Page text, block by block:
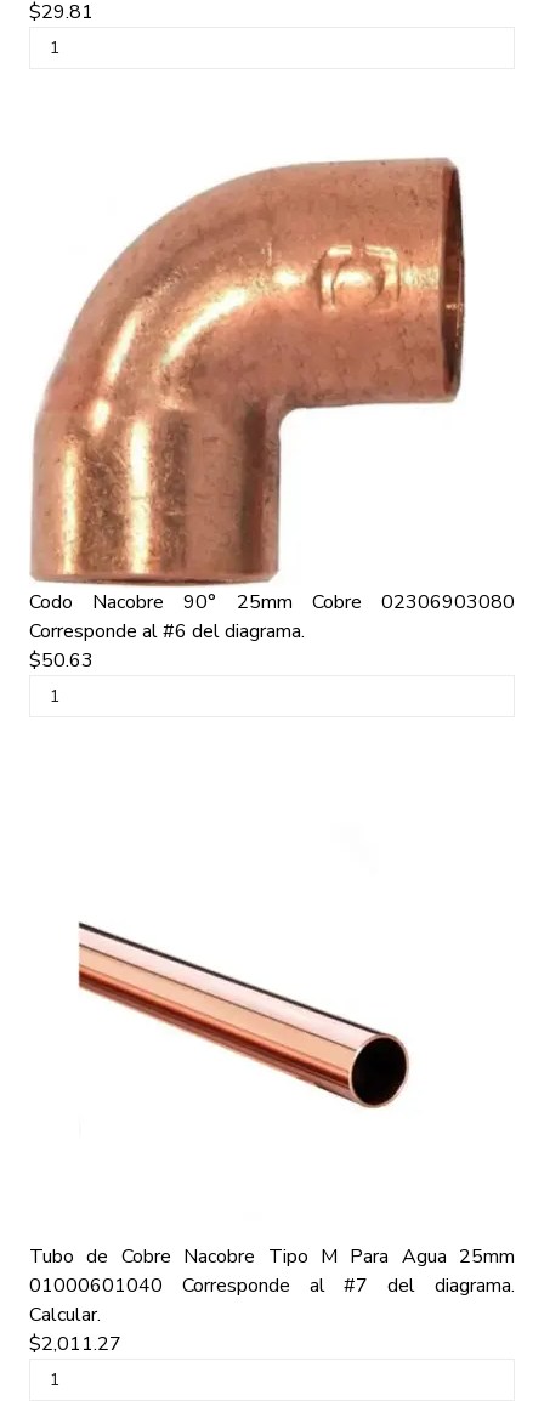
$29.81
Codo Nacobre 90° 25mm Cobre
02306903080
Corresponde al #6 del diagrama.
$50.63
Tubo de Cobre Nacobre Tipo M Para Agua 25mm
01000601040
Corresponde al #7 del diagrama.
Calcular.
$2,011.27